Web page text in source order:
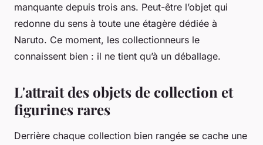
manquante depuis trois ans. Peut-être l’objet qui
redonne du sens à toute une étagère dédiée à
Naruto. Ce moment, les collectionneurs le
connaissent bien : il ne tient qu’à un déballage.
L'attrait des objets de collection et
figurines rares
Derrière chaque collection bien rangée se cache une